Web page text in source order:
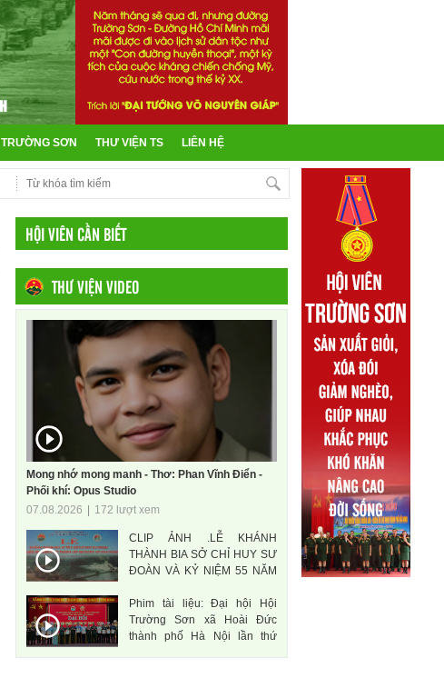
SƠN THƯ VIỆN TS LIÊN HỆ
HỘI VIÊN CẦN BIẾT
THƯ VIỆN VIDEO
Mong nhớ mong manh - Thơ: Phan Vĩnh Điển -
Phối khí: Opus Studio
07.08.2026
172 lượt xem
CLIP ẢNH .LỄ KHÁNH
THÀNH BIA SỞ CHỈ HUY SƯ
ĐOÀN VÀ KỶ NIỆM 55 NĂM
ANH HÙNG
Phim tài liệu: Đại hội Hội
Trường Sơn xã Hoài Đức
thành phố Hà Nội lần thứ